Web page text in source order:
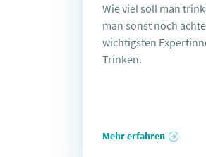
Wie viel soll man
man sonst noch
wichtigsten
Trinken.
Mehr erfahren